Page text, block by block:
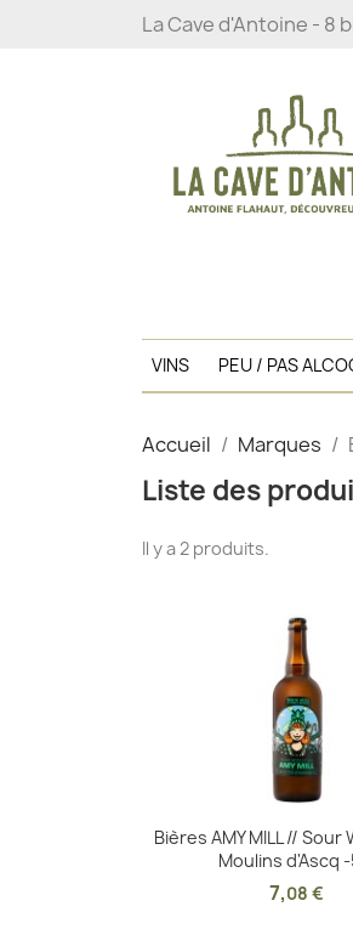
La Cave d'Antoine - 8
VINS PEU / PAS
Accueil Marques
Liste des
Il y a 2 produits.
Aperçu
Bières AMY MILL // Sour
Moulins d'Ascq -
7,08 €